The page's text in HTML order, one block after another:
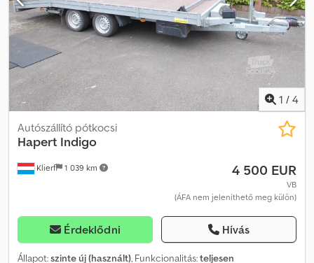
magas (0160) – Számos, opcionális kiegészítő elérhető (0170) –
Alumínium oldalfalak, „Combi (0180) Protect Rail” oldalsó és elülső
védelemmel (0190) – Alumínium hátsó ajtó „HAPERT” (0200)
zárrendszerrel
1 / 4
Klierf 1 039 km
Autószállító pótkocsi
Hapert Indigo
4 500 EUR
VB
(ÁFA nem jeleníthető meg külön)
Érdeklődni Hívás
Állapot:szinte új (használt), Funkcionalitás:teljesen